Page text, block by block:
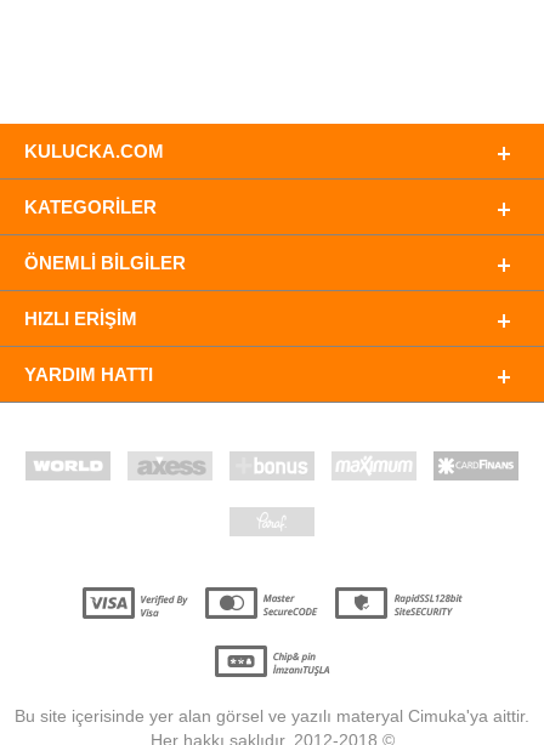
KULUCKA.COM
KATEGORILER
ÖNEMLI BILGILER
HIZLI ERIŞIM
YARDIM HATTI
Bu site içerisinde yer alan görsel ve yazılı materyal Cimuka'ya aittir.
Her hakkı saklıdır. 2012-2018 ©